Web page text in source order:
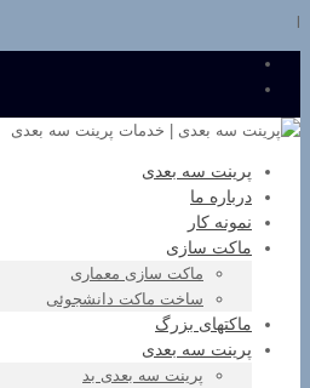
پرینت سه بعدی
درباره ما
نمونه کار
ماکت سازی
ماکت سازی معماری
ساخت ماکت دانشجوئی
ماکتهای بزرگ
پرینت سه بعدی
پرینت سه بعدی بد